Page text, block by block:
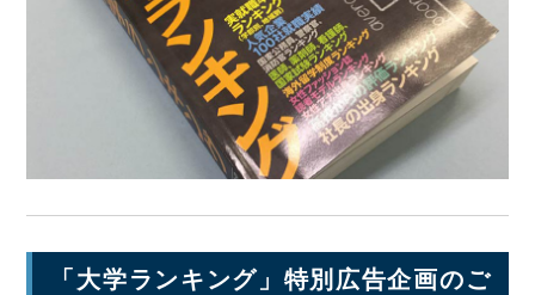
「大学ランキング」特別広告企画のご